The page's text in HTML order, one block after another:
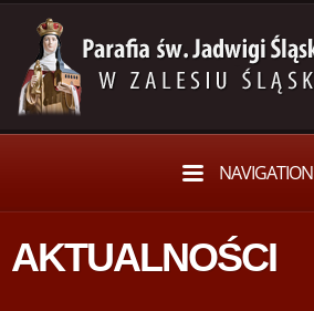
NAVIGATION
AKTUALNOŚCI